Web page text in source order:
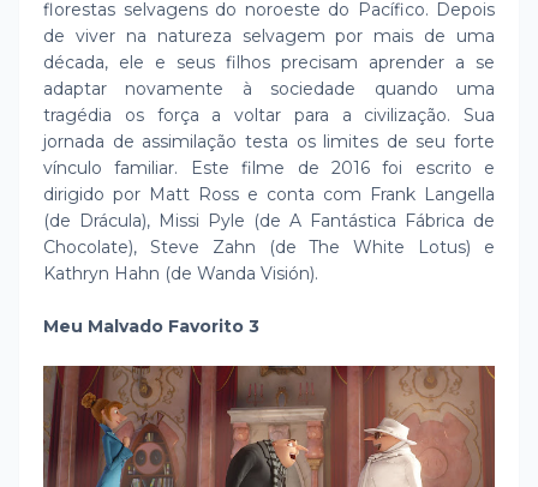
florestas selvagens do noroeste do Pacífico. Depois
de viver na natureza selvagem por mais de uma
década, ele e seus filhos precisam aprender a se
adaptar novamente à sociedade quando uma
tragédia os força a voltar para a civilização. Sua
jornada de assimilação testa os limites de seu forte
vínculo familiar. Este filme de 2016 foi escrito e
dirigido por Matt Ross e conta com Frank Langella
(de Drácula), Missi Pyle (de A Fantástica Fábrica de
Chocolate), Steve Zahn (de The White Lotus) e
Kathryn Hahn (de Wanda Visión).
Meu Malvado Favorito 3